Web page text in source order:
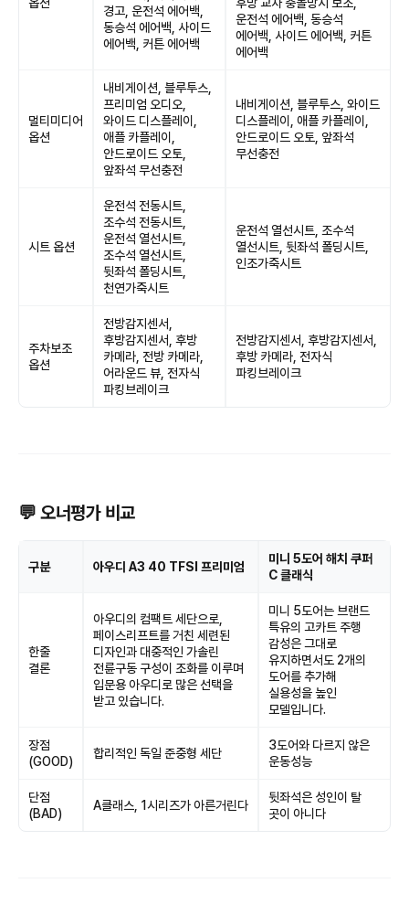
경고, 운전석 에어백,
동승석 에어백, 사이드
에어백, 커튼 에어백
운전석 에어백, 동승석
에어백, 사이드 에어백, 커튼
에어백
멀티미디어
옵션
내비게이션, 블루투스,
프리미엄 오디오,
와이드 디스플레이,
애플 카플레이,
안드로이드 오토,
앞좌석 무선충전
내비게이션, 블루투스, 와이드
디스플레이, 애플 카플레이,
안드로이드 오토, 앞좌석
무선충전
시트 옵션
운전석 전동시트,
조수석 전동시트,
운전석 열선시트,
조수석 열선시트,
뒷좌석 폴딩시트,
천연가죽시트
운전석 열선시트, 조수석
열선시트, 뒷좌석 폴딩시트,
인조가죽시트
주차보조
옵션
전방감지센서,
후방감지센서, 후방
카메라, 전방 카메라,
어라운드 뷰, 전자식
파킹브레이크
전방감지센서, 후방감지센서,
후방 카메라, 전자식
파킹브레이크
💬 오너평가 비교
구분 아우디 A3 40 TFSI 프리미엄
미니 5도어 해치 쿠퍼
C 클래식
한줄
결론
아우디의 컴팩트 세단으로,
페이스리프트를 거친 세련된
디자인과 대중적인 가솔린
전륜구동 구성이 조화를 이루며
입문용 아우디로 많은 선택을
받고 있습니다.
미니 5도어는 브랜드
특유의 고카트 주행
감성은 그대로
유지하면서도 2개의
도어를 추가해
실용성을 높인
모델입니다.
장점
(GOOD)
합리적인 독일 준중형 세단
3도어와 다르지 않은
운동성능
단점
(BAD)
A클래스, 1시리즈가 아른거린다
뒷좌석은 성인이 탈
곳이 아니다